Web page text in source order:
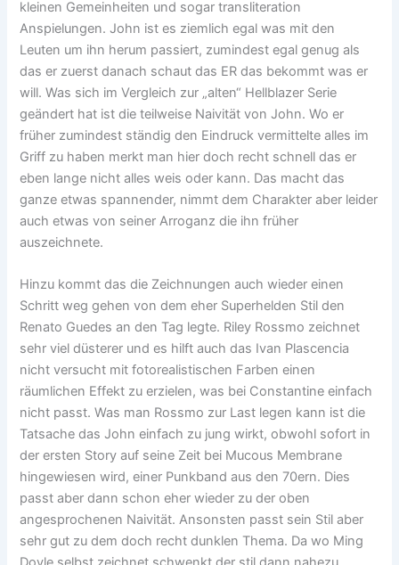
kleinen Gemeinheiten und sogar transliteration
Anspielungen. John ist es ziemlich egal was mit den
Leuten um ihn herum passiert, zumindest egal genug als
das er zuerst danach schaut das ER das bekommt was er
will. Was sich im Vergleich zur „alten“ Hellblazer Serie
geändert hat ist die teilweise Naivität von John. Wo er
früher zumindest ständig den Eindruck vermittelte alles im
Griff zu haben merkt man hier doch recht schnell das er
eben lange nicht alles weis oder kann. Das macht das
ganze etwas spannender, nimmt dem Charakter aber leider
auch etwas von seiner Arroganz die ihn früher
auszeichnete.
Hinzu kommt das die Zeichnungen auch wieder einen
Schritt weg gehen von dem eher Superhelden Stil den
Renato Guedes an den Tag legte. Riley Rossmo zeichnet
sehr viel düsterer und es hilft auch das Ivan Plascencia
nicht versucht mit fotorealistischen Farben einen
räumlichen Effekt zu erzielen, was bei Constantine einfach
nicht passt. Was man Rossmo zur Last legen kann ist die
Tatsache das John einfach zu jung wirkt, obwohl sofort in
der ersten Story auf seine Zeit bei Mucous Membrane
hingewiesen wird, einer Punkband aus den 70ern. Dies
passt aber dann schon eher wieder zu der oben
angesprochenen Naivität. Ansonsten passt sein Stil aber
sehr gut zu dem doch recht dunklen Thema. Da wo Ming